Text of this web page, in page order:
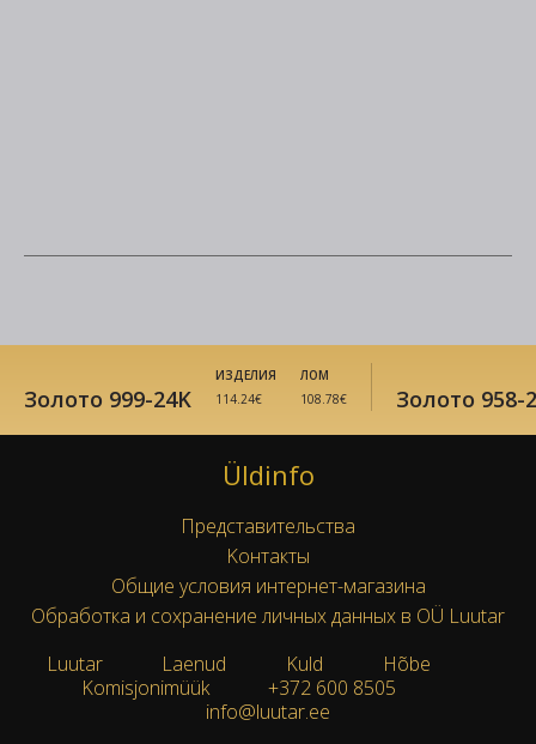
Золото 999-24K
ИЗДЕЛИЯ
114.24€
ЛОМ
108.78€
Золото 958-
Üldinfo
Представительства
Kонтакты
Oбщие условия интернет-магазина
Обработка и сохранение личных данных в OÜ Luutar
Luutar
|
Laenud Kuld
●
Hõbe
Komisjonimüük
|
+372 600 8505
info@luutar.ee